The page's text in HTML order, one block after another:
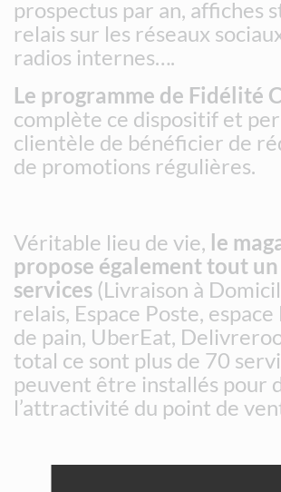
prospectus par an, affiches
relais sur les réseaux
radios internes….
Le programme de Fidélité
complète ce dispositif et
clientèle de bénéficier de
de promotions régulières.
Véritable lieu de vie, le
propose également tout
services (Livraison à
relais, Espace Poste,
de pain, UberEat,
total ce sont plus de 70
peuvent être installés pour
l’attractivité du point de